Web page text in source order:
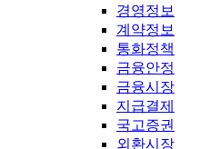
경영정보
계약정보
통화정책
금융안정
금융시장
지급결제
국고증권
외환시장